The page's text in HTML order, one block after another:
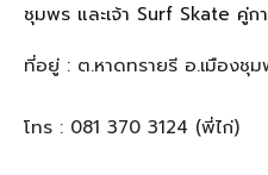
ชุมพร และเจ้า Surf Skate คู่ก
ที่อยู่ : ต.หาดทรายรี อ.เมืองชุ
โทร : 081 370 3124 (พี่ไก่)